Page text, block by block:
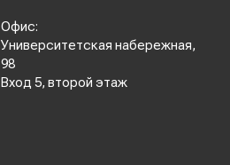
Офис:
Университетская набережная,
98
Вход 5, второй этаж